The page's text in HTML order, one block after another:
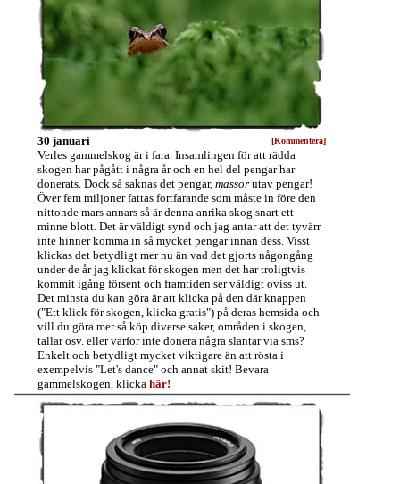
30 januari [Kommentera]
Verles gammelskog är i fara. Insamlingen för att rädda
skogen har pågått i några år och en hel del pengar har
donerats. Dock så saknas det pengar, massorutav pengar!
Över fem miljoner fattas fortfarande som måste in före den
nittonde mars annars så är denna anrika skog snart ett
minne blott. Det är väldigt synd och jag antar att det tyvärr
inte hinner komma in så mycket pengar innan dess. Visst
klickas det betydligt mer nu än vad det gjorts någongång
under de år jag klickat för skogen men det har troligtvis
kommit igång försent och framtiden ser väldigt oviss ut.
Det minsta du kan göra är att klicka på den där knappen
("Ett klick för skogen, klicka gratis") på deras hemsida och
vill du göra mer så köp diverse saker, områden i skogen,
tallar osv. eller varför inte donera några slantar via sms?
Enkelt och betydligt mycket viktigare än att rösta i
exempelvis "Let's dance" och annat skit! Bevara
gammelskogen, klicka här!